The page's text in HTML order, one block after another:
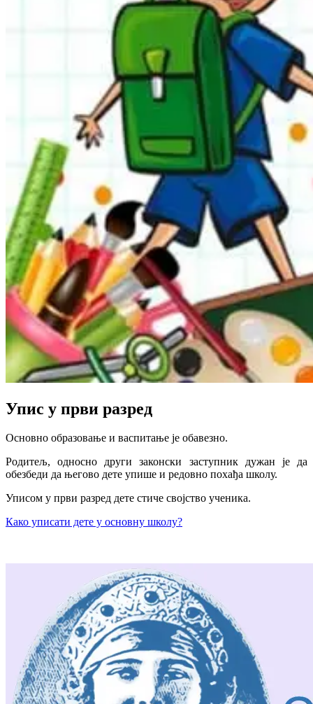
Упис у први разред
Основно образовање и васпитање је обавезно.
Родитељ, односно други законски заступник дужан је да
обезбеди да његово дете упише и редовно похађа школу.
Уписом у први разред дете стиче својство ученика.
Како уписати дете у основну школу?